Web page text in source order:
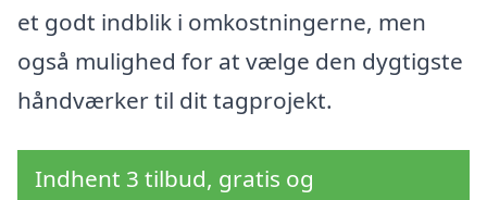
et godt indblik i omkostningerne, men
også mulighed for at vælge den dygtigste
håndværker til dit tagprojekt.
Indhent 3 tilbud, gratis og